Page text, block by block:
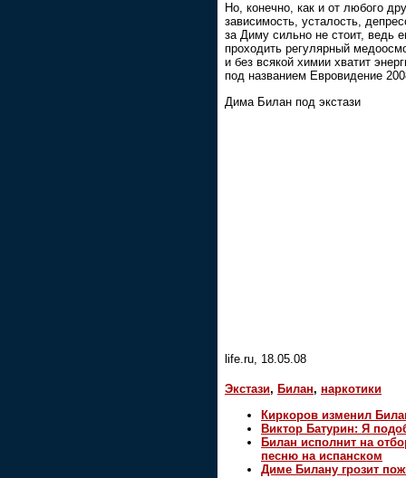
Но, конечно, как и от любого
зависимость, усталость,
за Диму сильно не стоит, ведь
проходить регулярный
и без всякой химии хватит
под названием Евровидение
Дима Билан под экстази
life.ru, 18.05.08
Экстази, Билан, наркотики
Киркоров изменил
Виктор Батурин: Я
Билан исполнит на
песню на испанском
Диме Билану грозит